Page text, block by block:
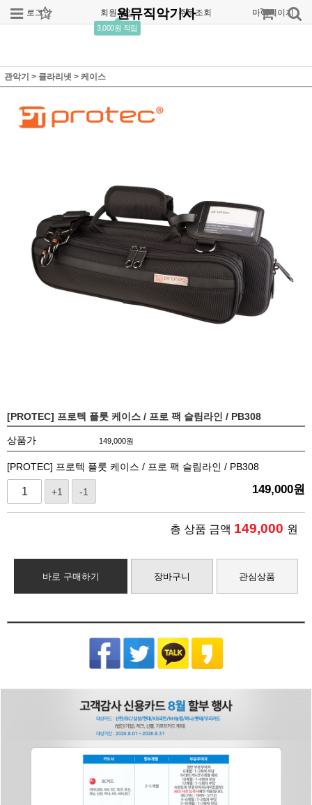
로그인 회원가입
3,000원 적립
주문조회 마이페이지
원뮤직악기사
관악기 > 클라리넷 > 케이스
[PROTEC] 프로텍 플룻 케이스 / 프로 팩 슬림라인 / PB308
상품가 149,000원
[PROTEC] 프로텍 플룻 케이스 / 프로 팩 슬림라인 / PB308
+1 -1 149,000원
총 상품 금액 149,000 원
바로 구매하기 장바구니 관심상품